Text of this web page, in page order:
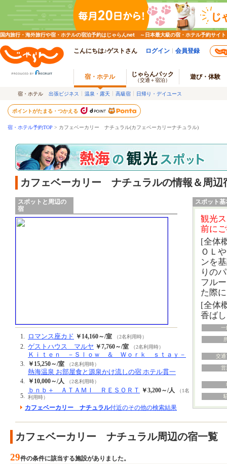
国内旅行・海外旅行や宿・ホテルの宿泊予約はじゃらんnet ～日本最大級の宿・ホテル予約サイト
こんにちは♪ゲストさん ログイン 会員登録
宿・ホテル じゃらんパック
（交通＋宿泊） 遊び・体験
宿・ホテル 出張ビジネス 温泉・露天 高級宿 日帰り・デイユース
ポイントがたまる・つかえる
宿・ホテル予約TOP > カフェベーカリー ナチュラル(カフェベーカリーナチュラル)
カフェベーカリー ナチュラルの情報＆周辺
スポットと周辺の
宿
1. ロマンス座カド ￥14,160～/室 （2名利用時）
2. ゲストハウス マルヤ ￥7,760～/室 （2名利用時）
3.
Ｋｉｔｅｎ －Ｓｌｏｗ ＆ Ｗｏｒｋ ｓｔａｙ－
￥15,250～/室 （2名利用時）
4.
熱海温泉 お部屋食と源泉かけ流しの宿 ホテル貫一
￥10,000～/人 （2名利用時）
5.
ｂｎｂ＋ ＡＴＡＭＩ ＲＥＳＯＲＴ ￥3,200～/人
（1名
利用時）
カフェベーカリー ナチュラル付近のその他の検索結果
スポット
観光
前に
[全体
ＯＬ
ンを
りの
フル
た際
[全体
香ば
一
交通
営
カフェベーカリー ナチュラル周辺の宿一覧
29件の条件に該当する施設がありました。